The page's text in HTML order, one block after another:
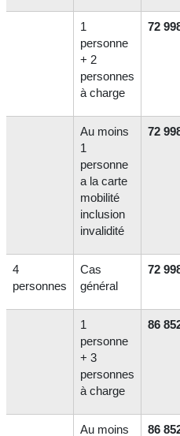
1
personne
+ 2
personnes
à charge
72
Au moins
1
personne
a la carte
mobilité
inclusion
invalidité
72
4
personnes
Cas
général
72
1
personne
+ 3
personnes
à charge
86
Au moins
86